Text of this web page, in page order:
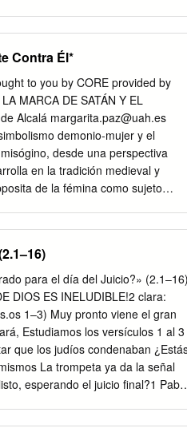
frente al fantasma
1.1.1. Organizar las
comunicacional? 43 1.2.1.
.................... .. 50 1.2.3.
los modelos 58 1.3. La
Un campo conversacional
............... .. 69 2.1.
72 2.1.2. Digitalizaciones 80
Contra Él*
to you by CORE provided by
MARCA DE SATÁN Y EL
Alcalá margarita.paz@uah.es
demonio-mujer y el
desde una perspectiva
en la tradición medieval y
de la fémina como sujeto
despierta similitudes, en
así como con la de otras
serpiente, misoginia,
Tis article aims at drawing an
the demonic, inherited from the
that they are rooted in the
continued during the Golden
active evil, able to tempt * Este
para el día del Juicio?»
DIOS ES INELUDIBLE!2 clara:
1–3) Muy pronto viene el gran
Estudiamos los versículos 1 al 3
que los judíos condenaban
La trompeta ya da la señal
esperando el juicio final?1